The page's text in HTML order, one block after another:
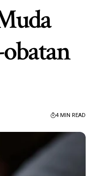
4 MIN READ